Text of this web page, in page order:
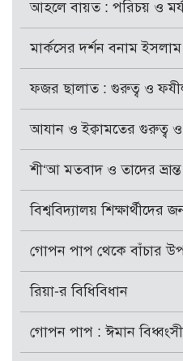
আহলে বায়ত : পরিচয় ও
মার্কসের দর্শন বনাম ইসলাম
ফজর ছালাত : গুরুত্ব ও
আযান ও ইক্বামতের গুরুত্ব
শী‘আ মতবাদ ও তাদের
বিশ্ববিদ্যালয় শিক্ষার্থীদের
গোপন পাপ থেকে বাঁচার
রিয়া-র বিধিবিধান
গোপন পাপ : ঈমান